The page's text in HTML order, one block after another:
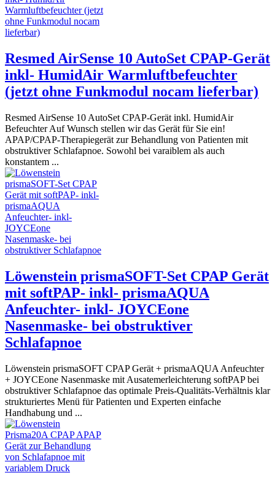
Resmed AirSense 10 AutoSet CPAP-Gerät
inkl- HumidAir Warmluftbefeuchter
(jetzt ohne Funkmodul nocam lieferbar)
Resmed AirSense 10 AutoSet CPAP-Gerät inkl. HumidAir
Befeuchter Auf Wunsch stellen wir das Gerät für Sie ein!
APAP/CPAP-Therapiegerät zur Behandlung von Patienten mit
obstruktiver Schlafapnoe. Sowohl bei varaiblem als auch
konstantem ...
Löwenstein prismaSOFT-Set CPAP Gerät
mit softPAP- inkl- prismaAQUA
Anfeuchter- inkl- JOYCEone
Nasenmaske- bei obstruktiver
Schlafapnoe
Löwenstein prismaSOFT CPAP Gerät + prismaAQUA Anfeuchter
+ JOYCEone Nasenmaske mit Ausatemerleichterung softPAP bei
obstruktiver Schlafapnoe das optimale Preis-Qualitäts-Verhältnis klar
strukturiertes Menü für Patienten und Experten einfache
Handhabung und ...